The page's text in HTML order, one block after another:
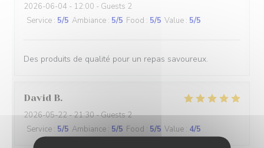
2026-06-04 - 12:00 - Guests 2
Service : 5/5 Ambiance : 5/5 Food : 5/5 Value : 5/5
Des produits de qualité pour un repas savoureux.
David B
2026-05-22- 21:30 - Guests 2
Service : 5/5 Ambiance : 5/5 Food : 5/5 Value : 4/5